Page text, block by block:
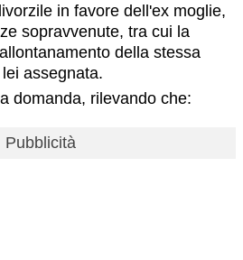
in favore dell'ex moglie,
sopravvenute, tra cui la
della stessa
assegnata.
domanda, rilevando che:
Pubblicità